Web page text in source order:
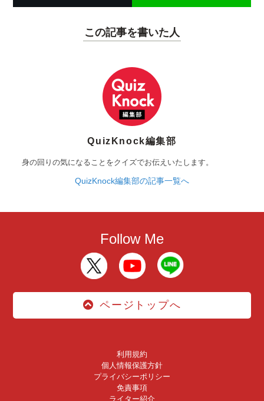
この記事を書いた人
QuizKnock編集部
身の回りの気になることをクイズでお伝えいたします。
QuizKnock編集部の記事一覧へ
Follow Me
ページトップへ
利用規約
個人情報保護方針
プライバシーポリシー
免責事項
ライター紹介